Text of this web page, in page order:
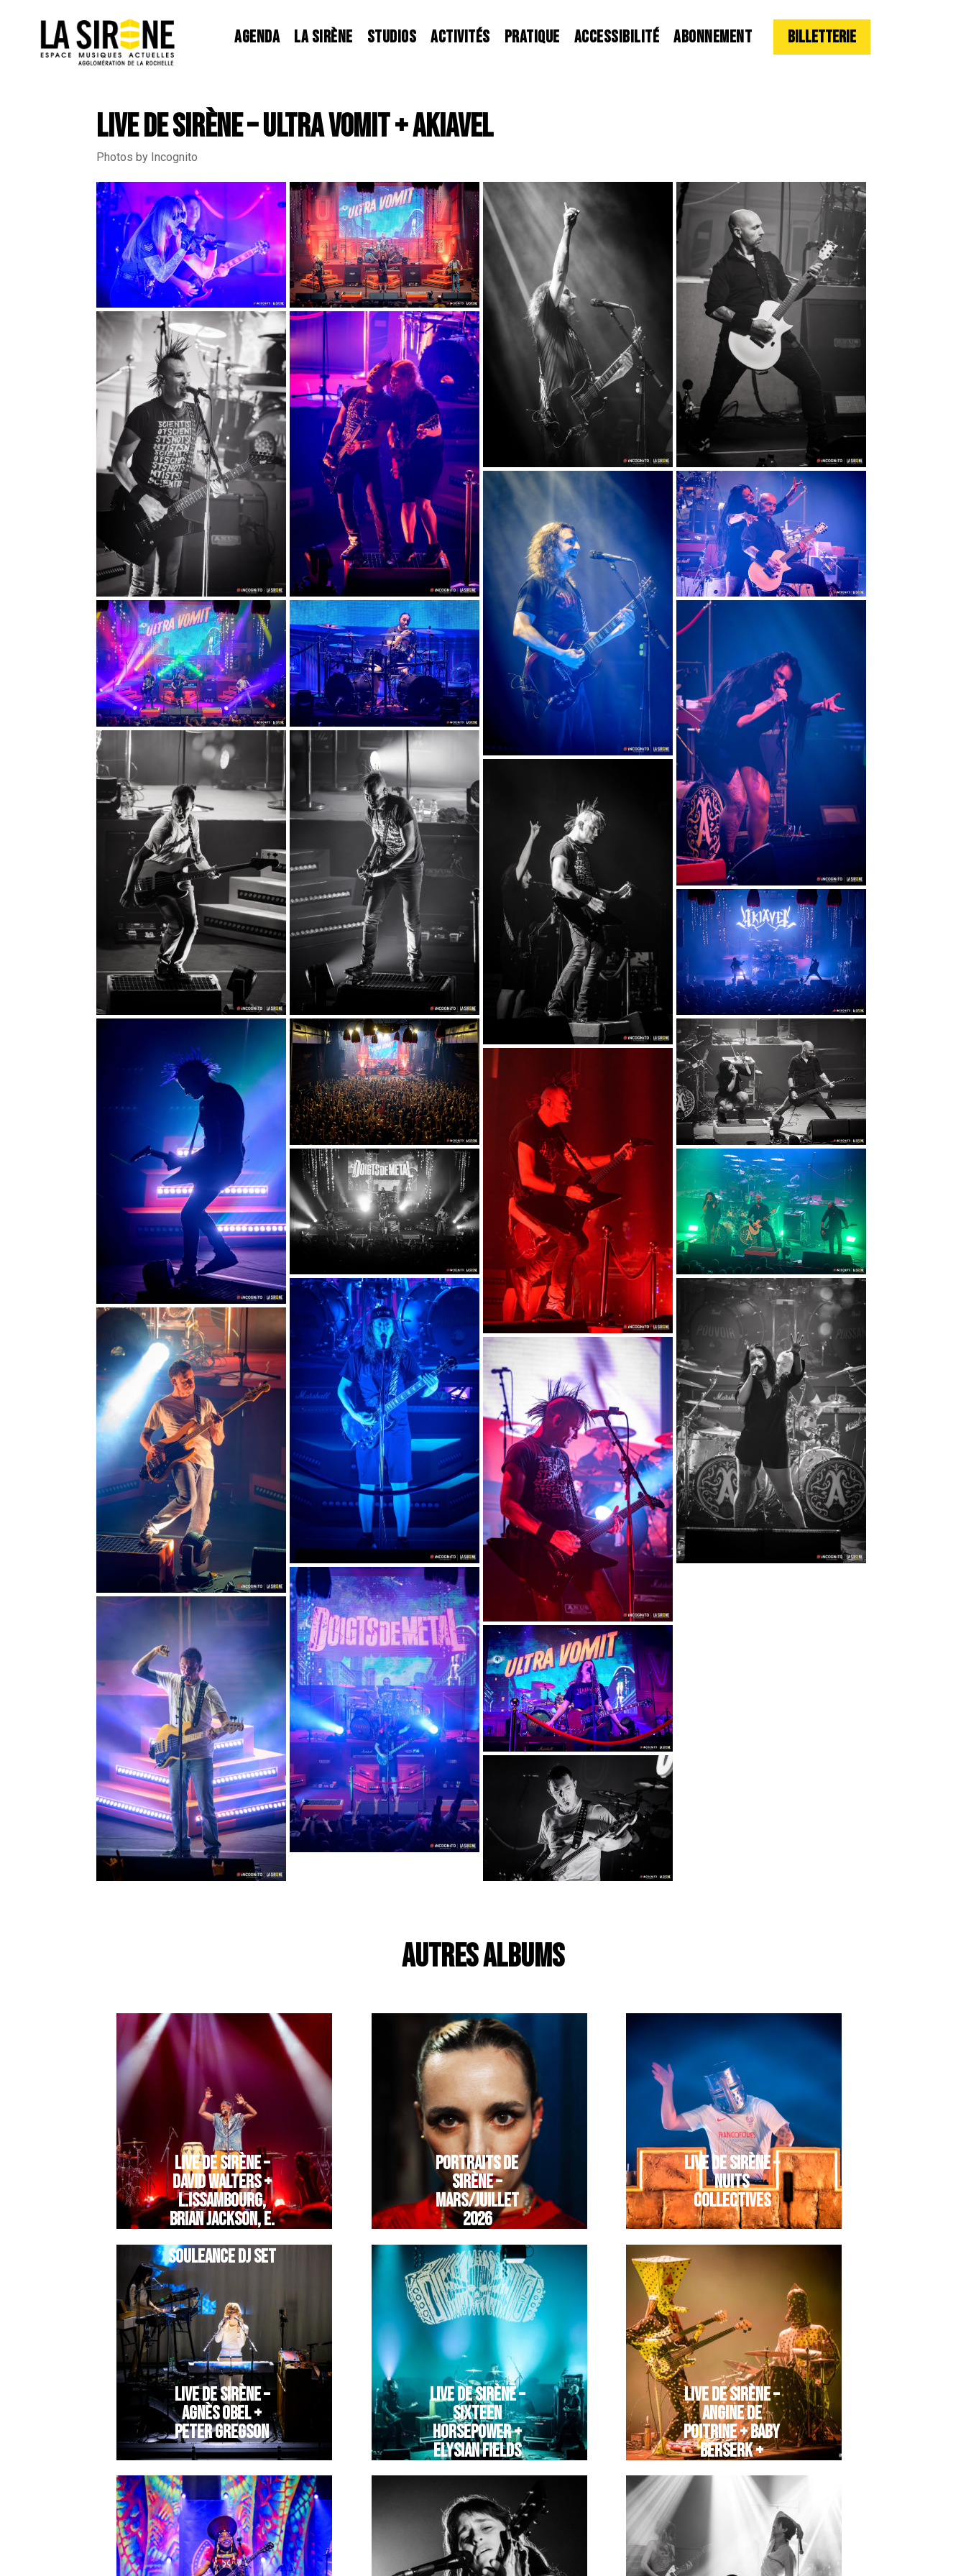
AGENDA LA SIRÈNE STUDIOS ACTIVITÉS PRATIQUE ACCESSIBILITÉ ABONNEMENT Billetterie
LIVE DE SIRÈNE – ULTRA VOMIT + AKIAVEL
Photos by Incognito
AUTRES ALBUMS
LIVE DE SIRÈNE –
DAVID WALTERS +
L.ISSAMBOURG,
BRIAN JACKSON, E.
SOULEANCE DJ SET
PORTRAITS DE
SIRÈNE –
MARS/JUILLET
2026
LIVE DE SIRÈNE –
NUITS
COLLECTIVES
LIVE DE SIRÈNE –
AGNÈS OBEL +
PETER GREGSON
LIVE DE SIRÈNE –
SIXTEEN
HORSEPOWER +
ELYSIAN FIELDS
LIVE DE SIRÈNE –
ANGINE DE
POITRINE + BABY
BERSERK +
MYNAMEISLEONIDAS